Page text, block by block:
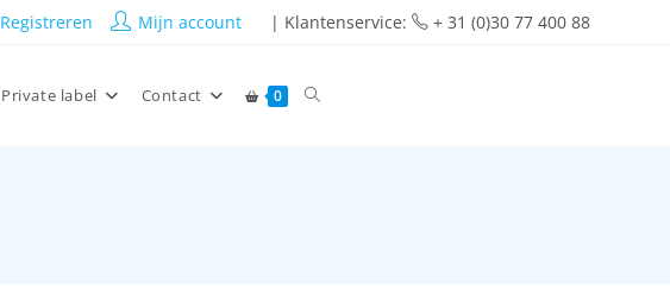
Registreren Mijn account | Klantenservice: + 31 (0)30 77 400 88
Private label Contact 0